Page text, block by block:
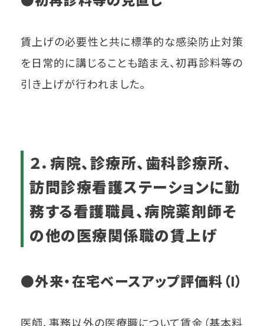
賃上げの必要性と共に標準的な感染防止対策
を日常的に講じることも踏まえ、初再診料等の
引き上げが行われました。
２．病院、診療所、歯科診療所、
訪問診療看護ステーションに勤
務する看護職員、病院薬剤師そ
の他の医療関係職の賃上げ
●外来・在宅ベースアップ評価料（Ⅰ）
医師、事務以外の医療職について賃金（基本料